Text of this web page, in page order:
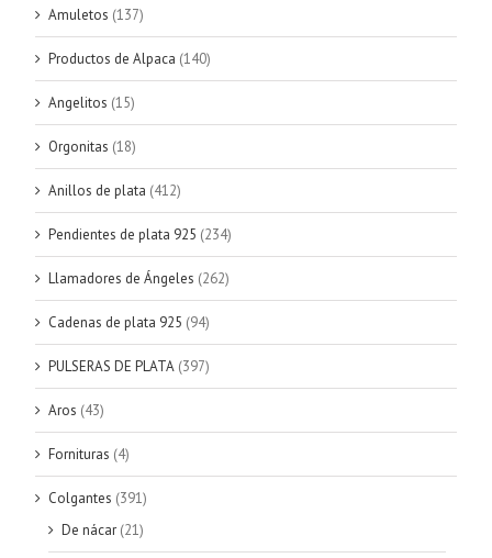
Amuletos (137)
Productos de Alpaca (140)
Angelitos (15)
Orgonitas (18)
Anillos de plata (412)
Pendientes de plata 925 (234)
Llamadores de Ángeles (262)
Cadenas de plata 925 (94)
PULSERAS DE PLATA (397)
Aros (43)
Fornituras (4)
Colgantes (391)
De nácar (21)